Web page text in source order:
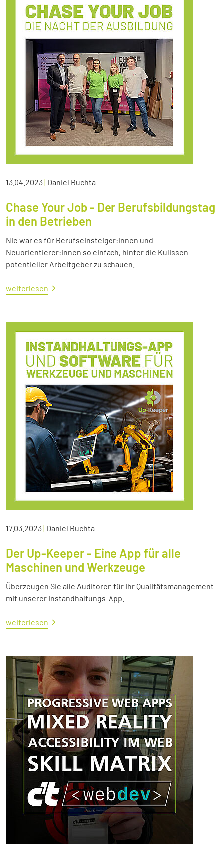
13.04.2023| Daniel Buchta
Chase Your Job - Der Berufsbildungstag
in den Betrieben
Nie war es für Berufseinsteiger:innen und
Neuorientierer:innen so einfach, hinter die Kulissen
potentieller Arbeitgeber zu schauen.
weiterlesen
17.03.2023| Daniel Buchta
Der Up-Keeper - Eine App für alle
Maschinen und Werkzeuge
Überzeugen Sie alle Auditoren für Ihr Qualitätsmanagement
mit unserer Instandhaltungs-App.
weiterlesen